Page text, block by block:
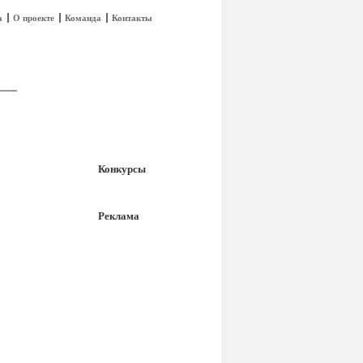
О проекте Команда Контакты
Конкурсы
Реклама